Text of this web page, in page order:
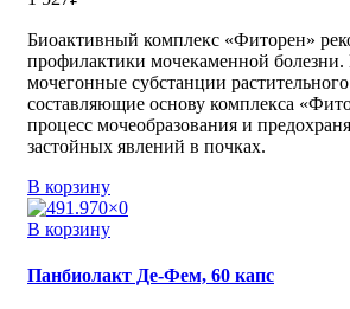
Биоактивный комплекс «Фиторен»
профилактики мочекаменной
мочегонные субстанции
составляющие основу комплекса
процесс мочеобразования и
застойных явлений в почках.
В корзину
В корзину
Панбиолакт Де-Фем, 60 капс